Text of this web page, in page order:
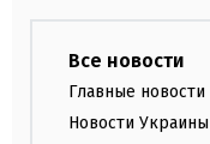
Все новости
Главные новости
Новости Украины